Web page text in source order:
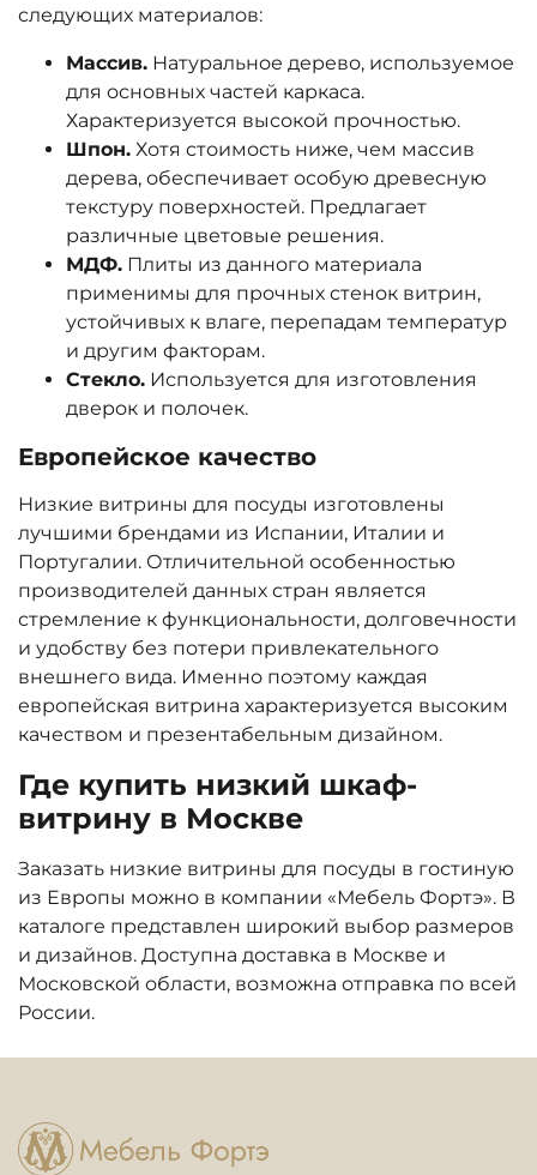
следующих материалов:
Массив. Натуральное дерево, используемое
для основных частей каркаса.
Характеризуется высокой прочностью.
Шпон. Хотя стоимость ниже, чем массив
дерева, обеспечивает особую древесную
текстуру поверхностей. Предлагает
различные цветовые решения.
МДФ. Плиты из данного материала
применимы для прочных стенок витрин,
устойчивых к влаге, перепадам температур
и другим факторам.
Стекло. Используется для изготовления
дверок и полочек.
Европейское качество
Низкие витрины для посуды изготовлены
лучшими брендами из Испании, Италии и
Португалии. Отличительной особенностью
производителей данных стран является
стремление к функциональности, долговечности
и удобству без потери привлекательного
внешнего вида. Именно поэтому каждая
европейская витрина характеризуется высоким
качеством и презентабельным дизайном.
Где купить низкий шкаф-
витрину в Москве
Заказать низкие витрины для посуды в гостиную
из Европы можно в компании «Мебель Фортэ». В
каталоге представлен широкий выбор размеров
и дизайнов. Доступна доставка в Москве и
Московской области, возможна отправка по всей
России.